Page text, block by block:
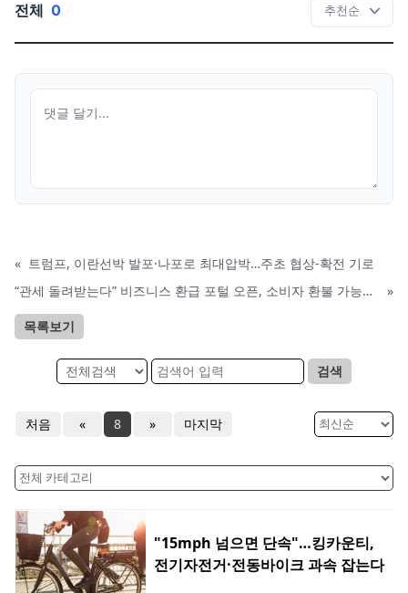
전체 0
« 트럼프, 이란선박 발포·나포로 최대압박…주초 협상-확전 기로
“관세 돌려받는다” 비즈니스 환급 포털 오픈, 소비자 환불 가능성도 주목
»
목록보기
검색
처음 « 8 » 마지막
"15mph 넘으면 단속"…킹카운티,
전기자전거·전동바이크 과속 잡는다